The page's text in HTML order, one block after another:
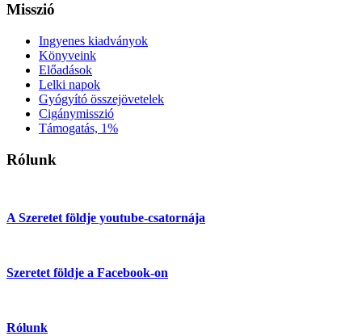
Misszió
Ingyenes kiadványok
Könyveink
Előadások
Lelki napok
Gyógyító összejövetelek
Cigánymisszió
Támogatás, 1%
Rólunk
A Szeretet földje youtube-csatornája
Szeretet földje a Facebook-on
Rólunk